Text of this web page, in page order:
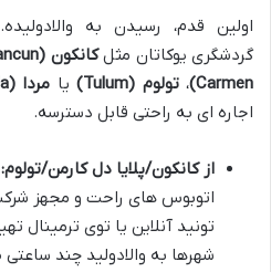
اولین قدم، رسیدن به
گردشگری یوکاتان مثلکانکون (Cancun)
Carmen) ،تولوم (Tulum) یا مردا (Merida)
اجاره ای به راحتی قابل دسترسه.
از کانکون/پلایا دل کارمن/تولوم:
تونید آنلاین یا توی ترمینال
شهرها به والادولید چند